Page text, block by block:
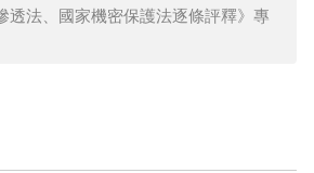
透法、國家機密保護法逐條評釋》專